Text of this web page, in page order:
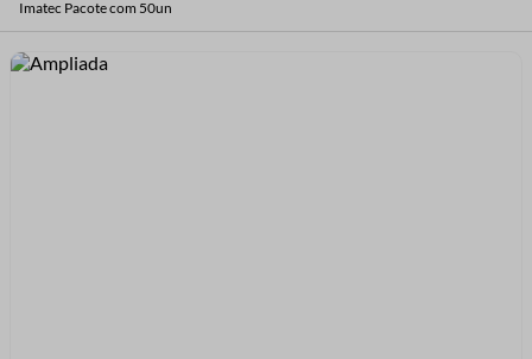
Imatec Pacote com 50un
2º
barbante
3º
botão